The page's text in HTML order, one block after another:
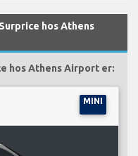
hos Athens
hos Athens Airport er:
MINI